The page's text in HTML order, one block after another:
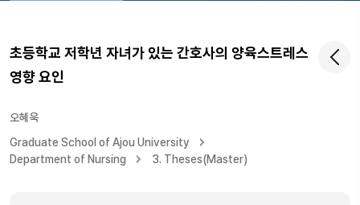
초등학교 저학년 자녀가 있는 간호사의 양육스트레스
영향 요인
오혜욱
Graduate School of Ajou University
Department of Nursing
3. Theses(Master)